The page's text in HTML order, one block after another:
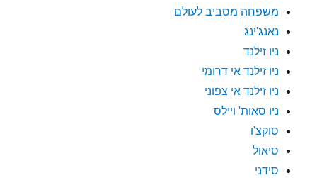
משפחה מסביב לעולם
נאנג'ינג
ניו זילנד
ניו זילנד אי דרומי
ניו זילנד אי צפוני
ניו סאות' ויילס
סוקצ'ו
סיאול
סידני